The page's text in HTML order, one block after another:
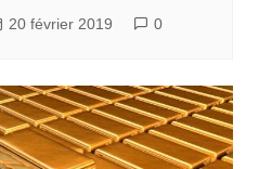
20 février 2019 0